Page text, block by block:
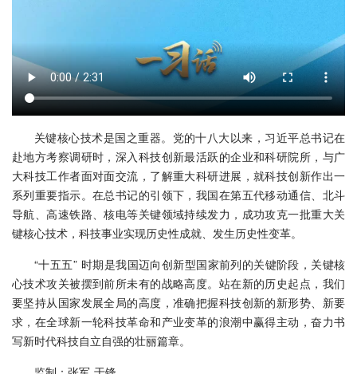
关键核心技术是国之重器。党的十八大以来，习近平总书记在
赴地方考察调研时，深入科技创新最活跃的企业和科研院所，与广
大科技工作者面对面交流，了解重大科研进展，就科技创新作出一
系列重要指示。在总书记的引领下，我国在第五代移动通信、北斗
导航、高速铁路、核电等关键领域持续发力，成功攻克一批重大关
键核心技术，科技事业实现历史性成就、发生历史性变革。
“十五五” 时期是我国迈向创新型国家前列的关键阶段，关键核
心技术攻关被摆到前所未有的战略高度。站在新的历史起点，我们
要坚持从国家发展全局的高度，准确把握科技创新的新形势、新要
求，在全球新一轮科技革命和产业变革的浪潮中赢得主动，奋力书
写新时代科技自立自强的壮丽篇章。